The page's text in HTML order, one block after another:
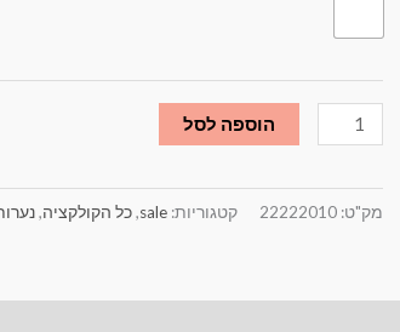
עם
הדפס
כחול
הוספה לסל
מק"ט: 22222010 קטגוריות: sale
,כל הקולקציה,